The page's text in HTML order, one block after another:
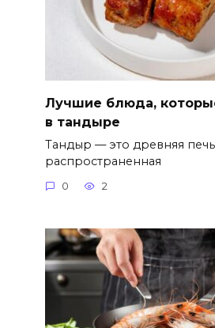
Лучшие блюда,
в тандыре
Тандыр — это древняя
распространенная
0 2